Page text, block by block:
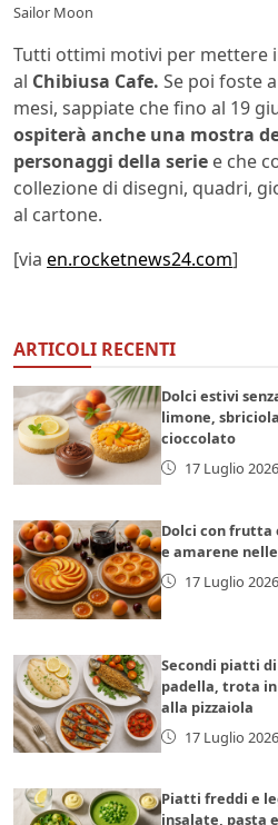
Sailor Moon
Tutti ottimi motivi per mettere
al Chibiusa Cafe. Se poi foste
mesi, sappiate che fino al 19
ospiterà anche una mostra
personaggi della serie e che
collezione di disegni, quadri,
al cartone.
[via en.rocketnews24.com]
ARTICOLI RECENTI
Dolci estivi
limone,
cioccolato
17 Luglio 2026
Dolci con frutta
e amarene
17 Luglio 2026
Secondi piatti
padella, trota
alla pizzaiola
17 Luglio 2026
Piatti freddi e
insalate, pasta